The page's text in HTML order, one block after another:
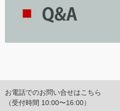
お電話でのお問い合せはこちら
（受付時間 10:00〜16:00）